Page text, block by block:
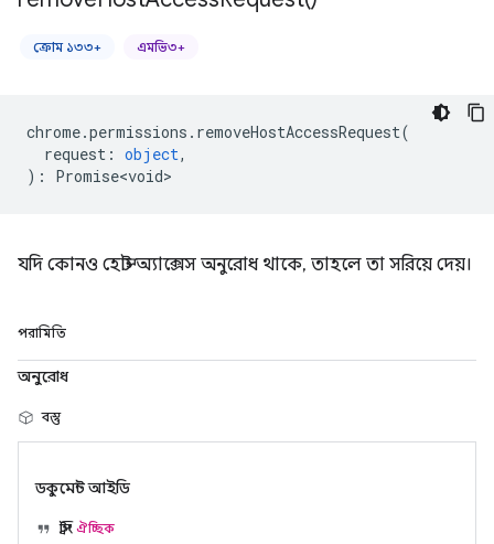
ক্রোম ১৩৩+ এমভি৩+
chrome.permissions . removeHostAccessRequest(
request : object,
) : Promise<void>
যদি কোনও হোস্ট অ্যাক্সেস অনুরোধ থাকে, তাহলে তা সরিয়ে দেয়।
পরামিতি
অনুরোধ
বস্তু
ডকুমেন্ট আইডি
স্ট্রিংঐচ্ছিক